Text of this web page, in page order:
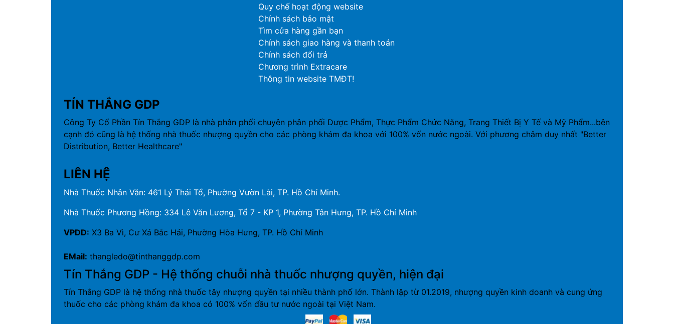
Quy chế hoạt động website
Chính sách bảo mật
Tìm cửa hàng gần bạn
Chính sách giao hàng và thanh toán
Chính sách đổi trả
Chương trình Extracare
Thông tin website TMĐT!
TÍN THẮNG GDP
Công Ty Cổ Phần Tín Thắng GDP là nhà phân phối chuyên phân phối Dược Phẩm, Thực Phẩm Chức Năng, Trang Thiết Bị Y Tế và Mỹ Phẩm...bên
cạnh đó cũng là hệ thống nhà thuốc nhượng quyền cho các phòng khám đa khoa với 100% vốn nước ngoài. Với phương châm duy nhất "Better
Distribution, Better Healthcare"
LIÊN HỆ
Nhà Thuốc Nhân Văn: 461 Lý Thái Tổ, Phường Vườn Lài, TP. Hồ Chí Minh.
Nhà Thuốc Phương Hồng: 334 Lê Văn Lương, Tổ 7 - KP 1, Phường Tân Hưng, TP. Hồ Chí Minh
VPDD: X3 Ba Vì, Cư Xá Bắc Hải, Phường Hòa Hưng, TP. Hồ Chí Minh
EMail: thangledo@tinthanggdp.com
Tín Thắng GDP - Hệ thống chuỗi nhà thuốc nhượng quyền, hiện đại
Tín Thắng GDP là hệ thống nhà thuốc tây nhượng quyền tại nhiều thành phố lớn. Thành lập từ 01.2019, nhượng quyền kinh doanh và cung ứng
thuốc cho các phòng khám đa khoa có 100% vốn đầu tư nước ngoài tại Việt Nam.